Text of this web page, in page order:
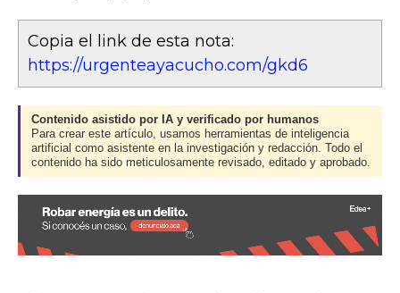
Copia el link de esta nota:
https://urgenteayacucho.com/gkd6
Contenido asistido por IA y verificado por humanos
Para crear este artículo, usamos herramientas de inteligencia
artificial como asistente en la investigación y redacción. Todo el
contenido ha sido meticulosamente revisado, editado y aprobado.